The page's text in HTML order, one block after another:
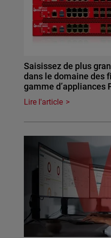
Saisissez de plus
dans le domaine des
gamme d’appliances
Lire l'article